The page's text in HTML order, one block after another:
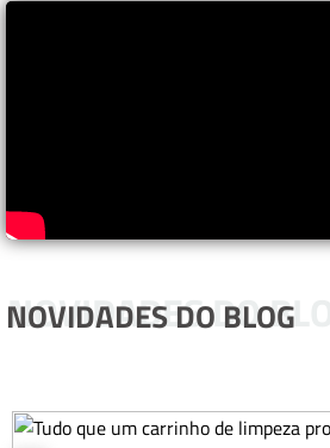
NOVIDADES DO BLOG
NOVIDADES DO BLOG